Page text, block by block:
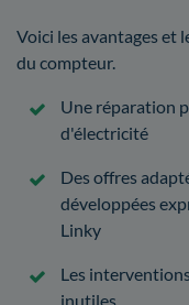
Voici les avantages et
du compteur.
Une réparation
d'électricité
Des offres
développées
Linky
Les
inutiles